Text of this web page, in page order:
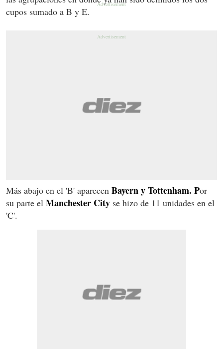
cupos sumado a B y E.
Más abajo en el 'B' aparecen Bayern y Tottenham. Por
su parte el Manchester City se hizo de 11 unidades en el
'C'.